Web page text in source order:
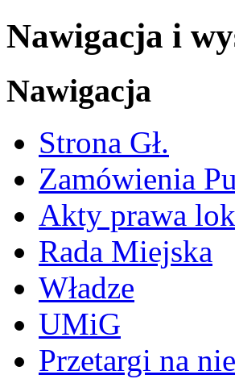
Nawigacja i
Nawigacja
Strona Gł.
Zamówienia
Akty prawa
Rada Miejska
Władze
UMiG
Przetargi na